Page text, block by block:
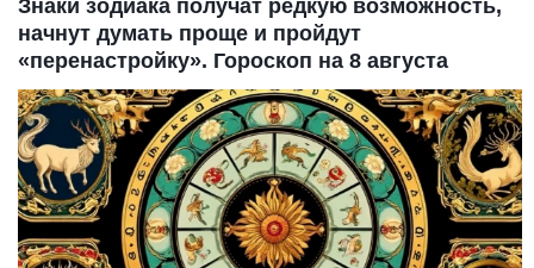
Знаки зодиака получат редкую возможность,
начнут думать проще и пройдут
«перенастройку». Гороскоп на 8 августа